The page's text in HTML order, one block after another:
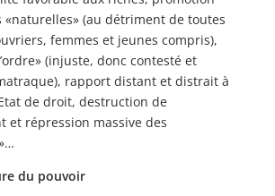
«naturelles» (au détriment de toutes
femmes et jeunes compris),
(injuste, donc contesté et
rapport distant et distrait à
de droit, destruction de
et répression massive des
du pouvoir